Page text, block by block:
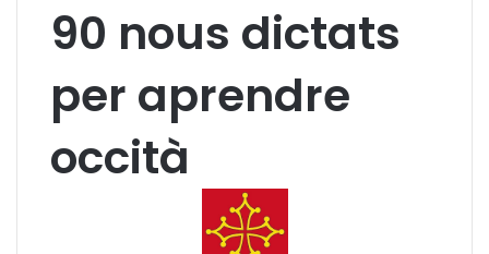
90 nous dictats
per aprendre
occità